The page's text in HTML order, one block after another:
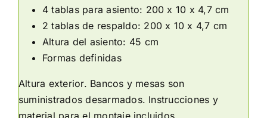
4 tablas para asiento: 200 x 10 x 4,7 cm
2 tablas de respaldo: 200 x 10 x 4,7 cm
Altura del asiento: 45 cm
Formas definidas
Altura exterior. Bancos y mesas son
suministrados desarmados. Instrucciones y
material para el montaje incluidos.